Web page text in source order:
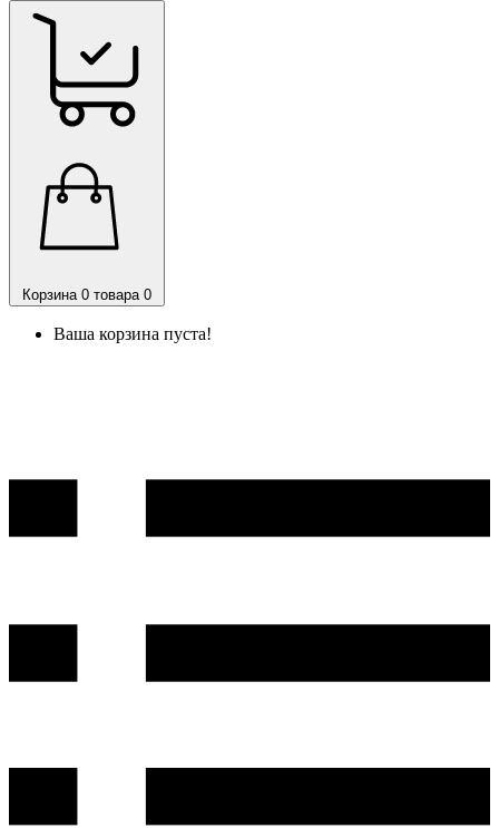
Корзина 0 товара 0
Ваша корзина пуста!